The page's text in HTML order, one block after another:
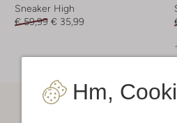
Hm,
Sneaker High
€ 59,99 € 35,99